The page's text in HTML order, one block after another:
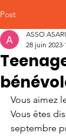
Post
ASSO
28 juin 2023
Vous aimez
Vous êtes
septembre